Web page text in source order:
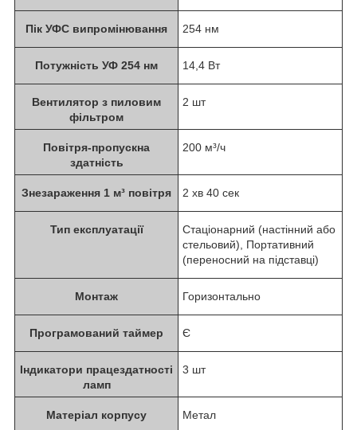
Пік УФС випромінювання 254 нм
Потужність УФ 254 нм 14,4 Вт
Вентилятор з пиловим
фільтром
2 шт
Повітря-пропускна
здатність
200 м³/ч
Знезараження 1 м³ повітря 2 хв 40 сек
Тип експлуатації
Стаціонарний (настінний або
стельовий), Портативний
(переносний на підставці)
Монтаж Горизонтально
Програмований таймер Є
Індикатори працездатності
ламп
3 шт
Матеріал корпусу Метал